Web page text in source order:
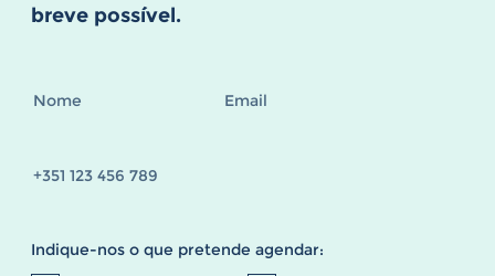
breve possível.
Indique-nos o que pretende agendar: